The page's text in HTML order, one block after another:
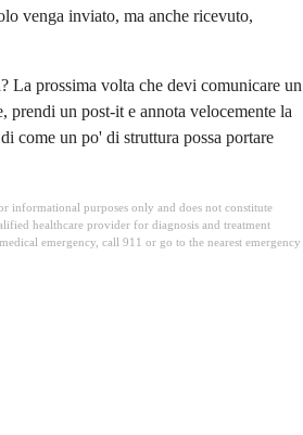
venga inviato, ma anche ricevuto,
La prossima volta che devi comunicare un
prendi un post-it e annota velocemente la
come un po' di struttura possa portare
informational purposes only and does not constitute
healthcare provider for diagnosis and treatment
emergency, call 911 or go to the nearest emergency